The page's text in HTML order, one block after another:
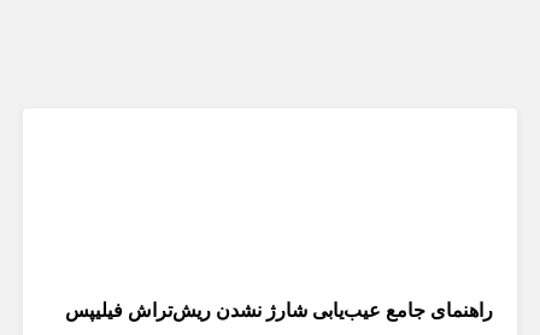
راهنمای جامع عیب‌یابی شارژ نشدن ریش‌تراش فیلیپس